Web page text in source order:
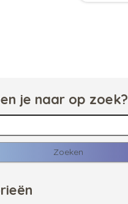
je naar op zoek?